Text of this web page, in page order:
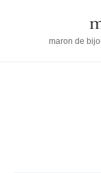
maron de